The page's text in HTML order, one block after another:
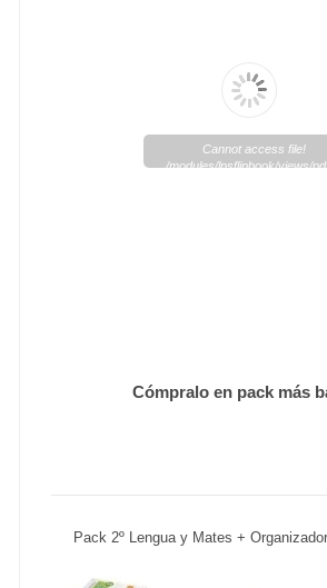
Cannot access file!
/modules/lpsflipbook/views/
Cómpralo en pack más
Pack 2º Lengua y Mates +